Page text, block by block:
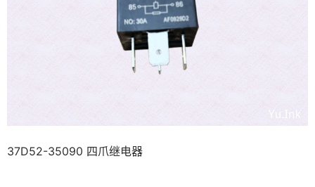
37D52-35090 四爪继电器